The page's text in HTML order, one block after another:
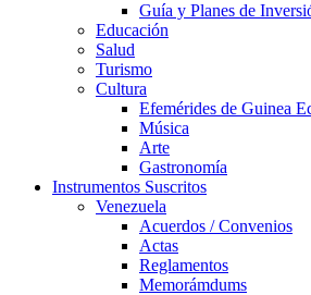
Guía y Planes de
Educación
Salud
Turismo
Cultura
Efemérides de Guinea
Música
Arte
Gastronomía
Instrumentos Suscritos
Venezuela
Acuerdos / Convenios
Actas
Reglamentos
Memorámdums